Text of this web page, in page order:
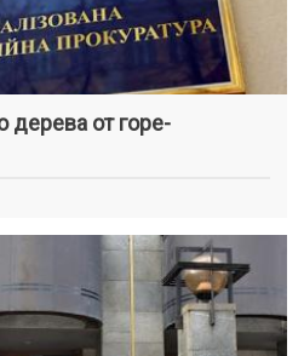
дерева от горе-